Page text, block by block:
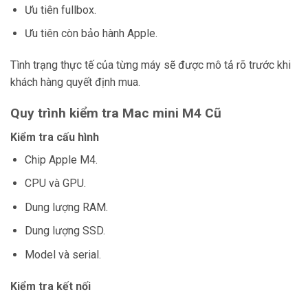
Ưu tiên fullbox.
Ưu tiên còn bảo hành Apple.
Tình trạng thực tế của từng máy sẽ được mô tả rõ trước khi
khách hàng quyết định mua.
Quy trình kiểm tra Mac mini M4 Cũ
Kiểm tra cấu hình
Chip Apple M4.
CPU và GPU.
Dung lượng RAM.
Dung lượng SSD.
Model và serial.
Kiểm tra kết nối